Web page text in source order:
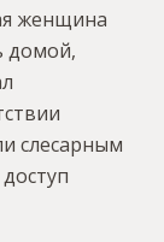
женщина
домой,
слесарным